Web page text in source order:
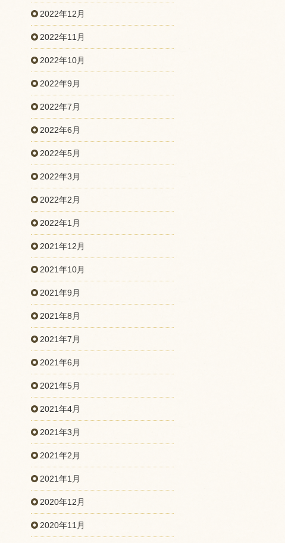
2022年12月
2022年11月
2022年10月
2022年9月
2022年7月
2022年6月
2022年5月
2022年3月
2022年2月
2022年1月
2021年12月
2021年10月
2021年9月
2021年8月
2021年7月
2021年6月
2021年5月
2021年4月
2021年3月
2021年2月
2021年1月
2020年12月
2020年11月